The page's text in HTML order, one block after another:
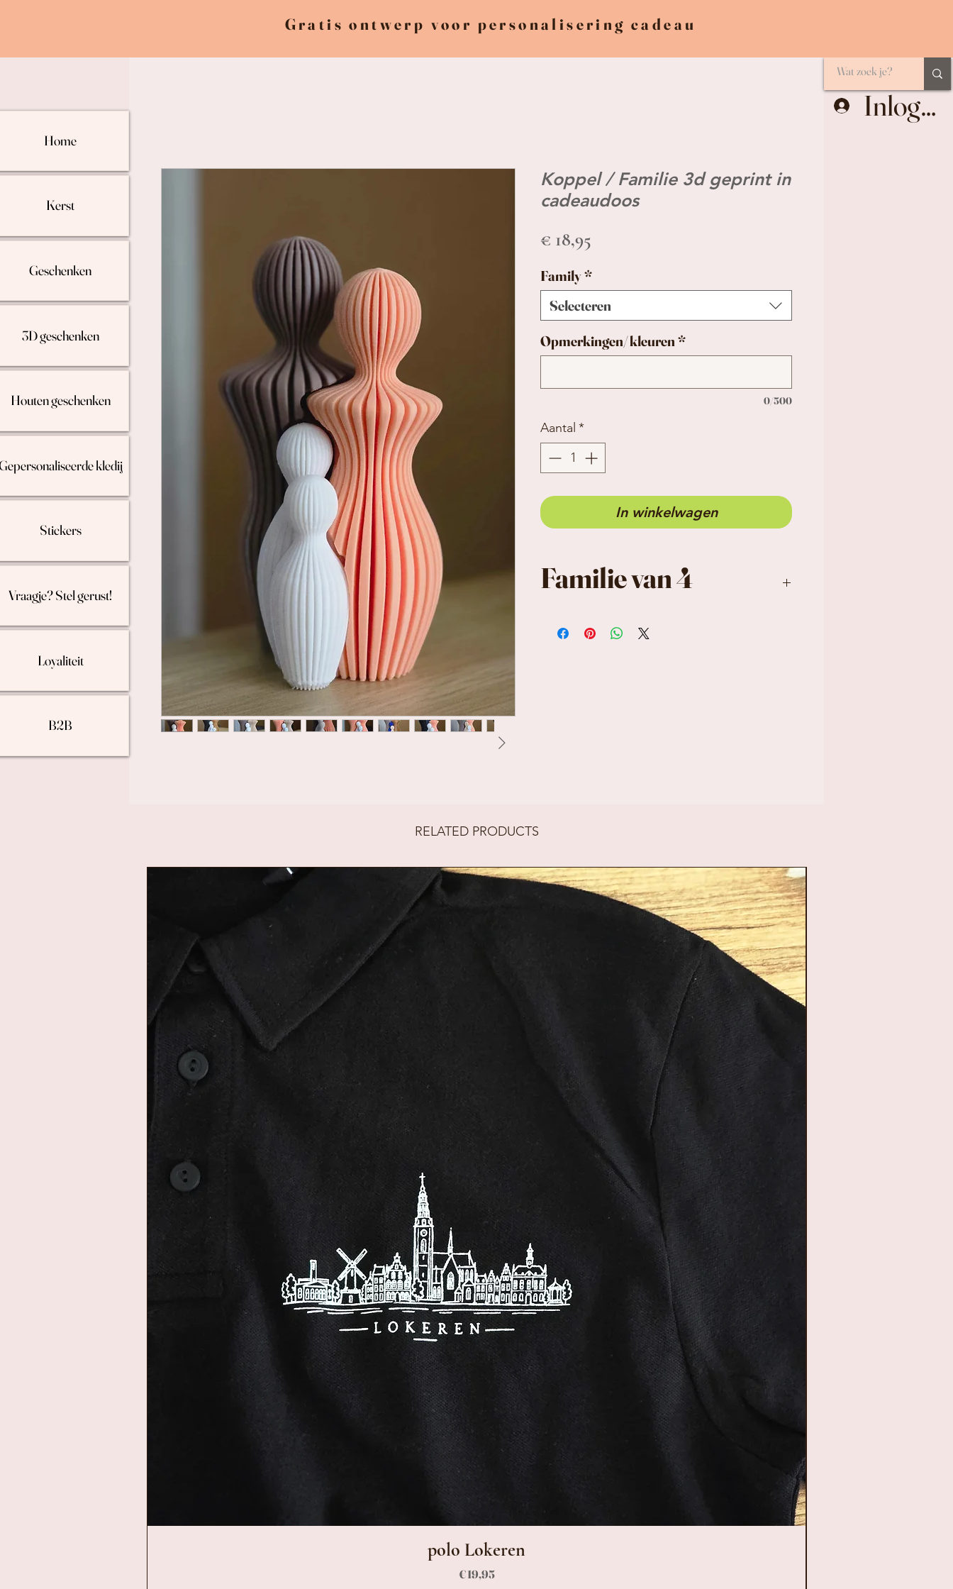
Gratis ontwerp voor personalisering cadeau
Koppel / Familie 3d geprint in
cadeaudoos
€ 18,95
Family*
Selecteren
Opmerkingen/ kleuren*
0/500
Aantal *
In winkelwagen
Familie van 4
Prachtig gezinnetje, tijdsloos
RELATED PRODUCTS
polo Lokeren
Prijs
€ 19,95
Home
Kerst
Geschenken
3D geschenken
Houten geschenken
kledij
Stickers
Vraagje? Stel gerust!
Loyaliteit
B2B